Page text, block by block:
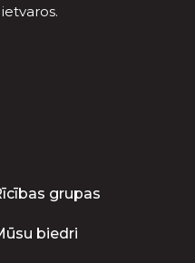
grupas
biedri